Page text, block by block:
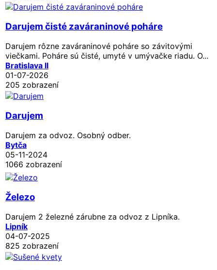
Darujem čisté zaváraninové poháre
Darujem rôzne zaváraninové poháre so závitovými
viečkami. Poháre sú čisté, umyté v umývačke riadu. O...
Bratislava II
01-07-2026
205 zobrazení
Darujem
Darujem za odvoz. Osobný odber.
Bytča
05-11-2024
1066 zobrazení
Železo
Darujem 2 železné zárubne za odvoz z Lipníka.
Lipník
04-07-2025
825 zobrazení